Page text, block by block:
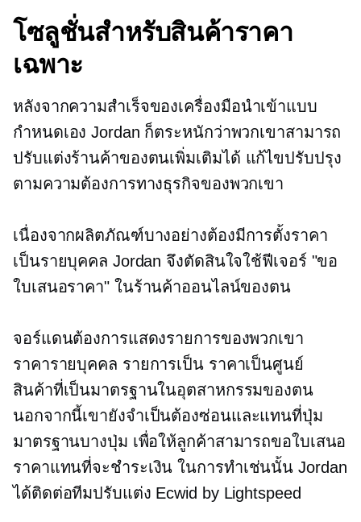
โซลูชั่นสำหรับสินค้าราคา
เฉพาะ
หลังจากความสำเร็จของเครื่องมือนำเข้าแบบ
กำหนดเอง Jordan ก็ตระหนักว่าพวกเขาสามารถ
ปรับแต่งร้านค้าของตนเพิ่มเติมได้ แก้ไขปรับปรุง
ตามความต้องการทางธุรกิจของพวกเขา
เนื่องจากผลิตภัณฑ์บางอย่างต้องมีการตั้งราคา
เป็นรายบุคคล Jordan จึงตัดสินใจใช้ฟีเจอร์ "ขอ
ใบเสนอราคา" ในร้านค้าออนไลน์ของตน
จอร์แดนต้องการแสดงรายการของพวกเขา
ราคารายบุคคล รายการเป็น ราคาเป็นศูนย์
สินค้าที่เป็นมาตรฐานในอุตสาหกรรมของตน
นอกจากนี้เขายังจำเป็นต้องซ่อนและแทนที่ปุ่ม
มาตรฐานบางปุ่ม เพื่อให้ลูกค้าสามารถขอใบเสนอ
ราคาแทนที่จะชำระเงิน ในการทำเช่นนั้น Jordan
ได้ติดต่อทีมปรับแต่ง Ecwid by Lightspeed